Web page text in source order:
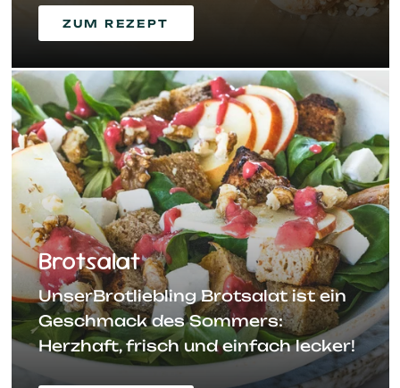
ZUM REZEPT
Brotsalat
UnserBrotliebling Brotsalat ist ein
Geschmack des Sommers:
Herzhaft, frisch und einfach lecker!